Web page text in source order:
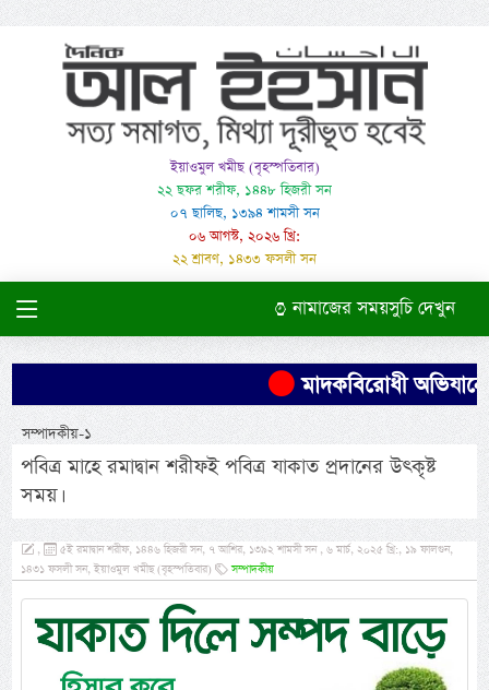
ইয়াওমুল খমীছ (বৃহস্পতিবার)
২২ ছফর শরীফ, ১৪৪৮ হিজরী সন
০৭ ছালিছ, ১৩৯৪ শামসী সন
০৬ আগস্ট, ২০২৬ খ্রি:
২২ শ্রাবণ, ১৪৩৩ ফসলী সন
নামাজের সময়সুচি দেখুন
মাদকবিরোধী অভিযানে
সম্পাদকীয়-১
পবিত্র মাহে রমাদ্বান শরীফই পবিত্র যাকাত প্রদানের উৎকৃষ্ট
সময়।
,
৫ই রমাদ্বান শরীফ, ১৪৪৬ হিজরী সন, ৭ আশির, ১৩৯২ শামসী সন , ৬ মার্চ, ২০২৫ খ্রি:, ১৯ ফালগুন,
১৪৩১ ফসলী সন, ইয়াওমুল খমীছ (বৃহস্পতিবার)
সম্পাদকীয়